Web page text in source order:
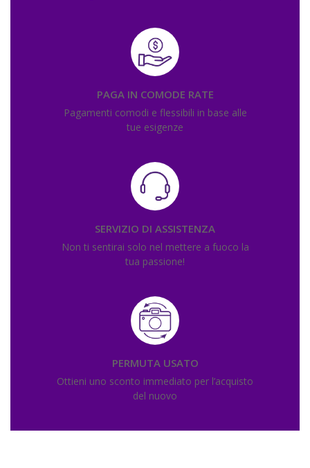
PAGA IN COMODE RATE
Pagamenti comodi e flessibili in base alle
tue esigenze
SERVIZIO DI ASSISTENZA
Non ti sentirai solo nel mettere a fuoco la
tua passione!
PERMUTA USATO
Ottieni uno sconto immediato per l’acquisto
del nuovo